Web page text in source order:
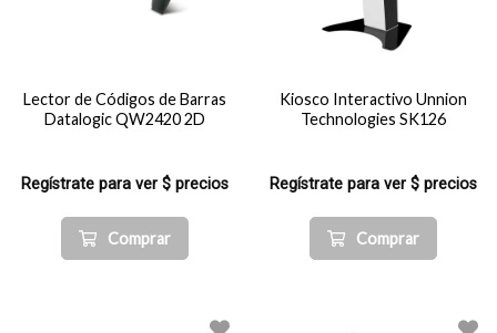
Lector de Códigos de Barras
Datalogic QW2420 2D
Regístrate para ver $ precios
Comprar
Kiosco Interactivo Unnion
Technologies SK126
Regístrate para ver $ precios
Comprar